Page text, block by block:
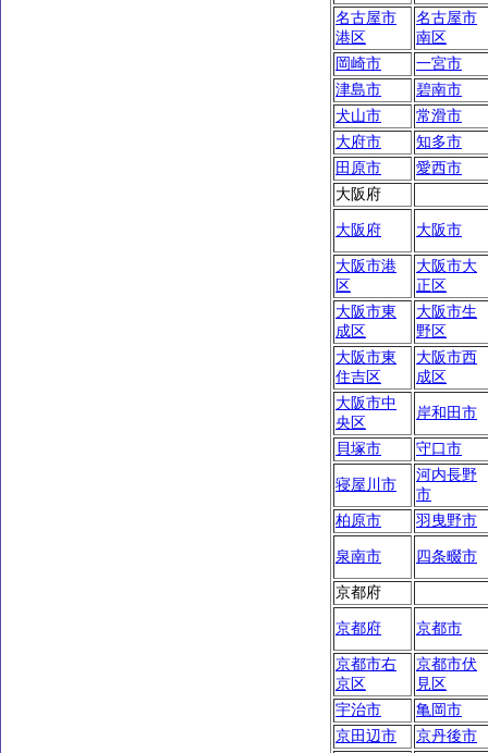
名古屋市
港区
名古屋市
南区
岡崎市
一宮市
津島市
碧南市
犬山市
常滑市
大府市
知多市
田原市
愛西市
大阪府
大阪府 大阪市
大阪市港
区
大阪市大
正区
大阪市東
成区
大阪市生
野区
大阪市東
住吉区
大阪市西
成区
大阪市中
央区
岸和田市
貝塚市 守口市
寝屋川市
河内長野
市
柏原市
羽曳野市
泉南市 四条畷市
京都府
京都府 京都市
京都市右
京区
京都市伏
見区
宇治市
亀岡市
京田辺市
京丹後市